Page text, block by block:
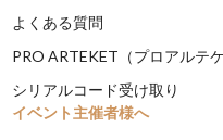
よくある質問
PRO ARTEKET（プロアルテケ
シリアルコード受け取り
イベント主催者様へ